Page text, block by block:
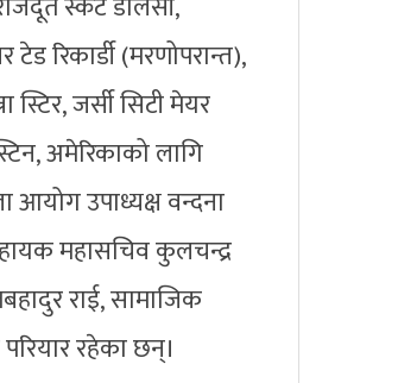
रिकार्डी (मरणोपरान्त),
स्टिर, जर्सी सिटी मेयर
अमेरिकाको लागि
आयोग उपाध्यक्ष वन्दना
महासचिव कुलचन्द्र
राई, सामाजिक
रहेका छन्।